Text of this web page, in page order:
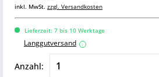
inkl. MwSt. zzgl. Versandkosten
Lieferzeit: 7 bis 10 Werktage
Langgutversand i
Anzahl: